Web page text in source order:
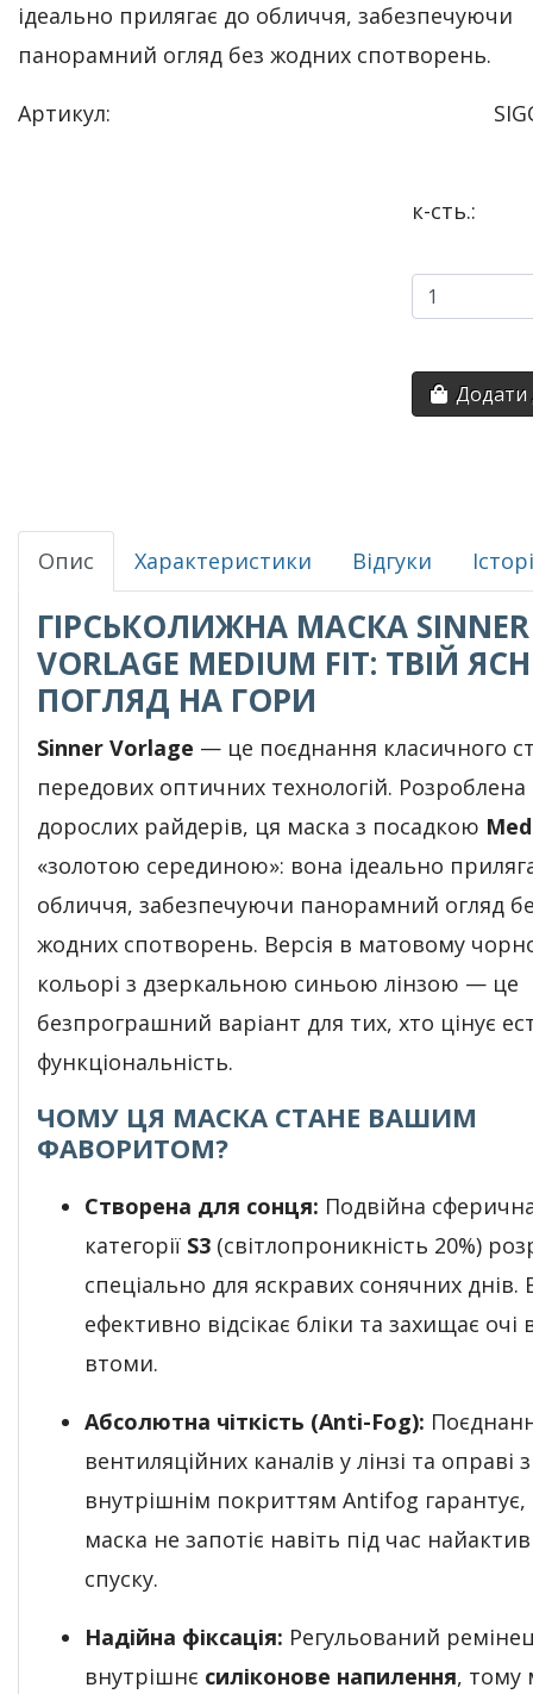
ідеально прилягає до обличчя, забезпечуючи
панорамний огляд без жодних спотворень.
Артикул:
к-сть.:
Додати
Опис Характеристики Відгуки
ГІРСЬКОЛИЖНА МАСКА SINNER
VORLAGE MEDIUM FIT: ТВІЙ
ПОГЛЯД НА ГОРИ
Sinner Vorlage — це поєднання класичного
передових оптичних технологій. Розроблена
дорослих райдерів, ця маска з посадкою
«золотою серединою»: вона ідеально
обличчя, забезпечуючи панорамний огляд
жодних спотворень. Версія в матовому
кольорі з дзеркальною синьою лінзою — це
безпрограшний варіант для тих, хто цінує
функціональність.
ЧОМУ ЦЯ МАСКА СТАНЕ ВАШИМ
ФАВОРИТОМ?
Створена для сонця: Подвійна
категорії S3 (світлопроникність 20%)
спеціально для яскравих сонячних днів.
ефективно відсікає бліки та захищає очі
втоми.
Абсолютна чіткість (Anti-Fog):
вентиляційних каналів у лінзі та оправі з
внутрішнім покриттям Antifog
маска не запотіє навіть під час
спуску.
Надійна фіксація: Регульований
внутрішнє силіконове напилення, тому